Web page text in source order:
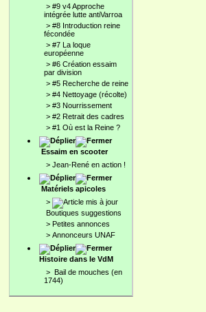
> #9 v4 Approche
intégrée lutte antiVarroa
> #8 Introduction reine
fécondée
> #7 La loque
européenne
> #6 Création essaim
par division
> #5 Recherche de reine
> #4 Nettoyage (récolte)
> #3 Nourrissement
> #2 Retrait des cadres
> #1 Où est la Reine ?
Essaim en scooter
> Jean-René en action !
Matériels apicoles
>
Boutiques suggestions
> Petites annonces
> Annonceurs UNAF
Histoire dans le VdM
> Bail de mouches (en
1744)